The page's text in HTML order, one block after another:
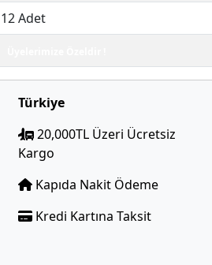
12 Adet
Türkiye
20,000TL Üzeri Ücretsiz
Kargo
Kapıda Nakit Ödeme
Kredi Kartına Taksit